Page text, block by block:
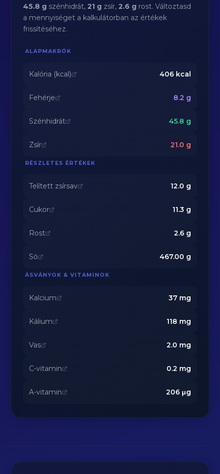
45.8 g szénhidrát,21 g zsír,2.6 g rost. Változtasd
a mennyiséget a kalkulátorban az értékek
frissítéséhez.
ALAPMAKRÓK
Kalória (kcal) 406kcal
Fehérje 8.2 g
Szénhidrát 45.8 g
Zsír 21.0 g
RÉSZLETES ÉRTÉKEK
Telített zsírsav 12.0 g
Cukor 11.3 g
Rost 2.6g
Só 467.00 g
ÁSVÁNYOK & VITAMINOK
Kalcium 37mg
Kálium 118 mg
Vas 2.0 mg
C-vitamin 0.2 mg
A-vitamin 206μg